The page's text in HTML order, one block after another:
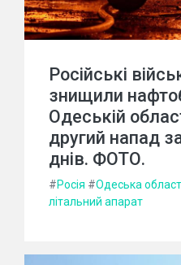
Російські
знищили
Одеській
другий напад
днів. ФОТО.
#Росія #Одеська
літальний апарат